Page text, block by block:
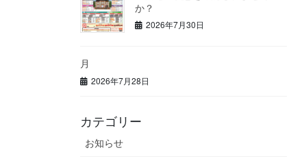
か？
2026年7月30日
月
2026年7月28日
カテゴリー
お知らせ